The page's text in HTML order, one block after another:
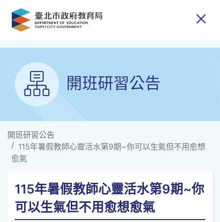
跳到主要內容
開班研習公告
開班研習公告
115年暑假教師心靈活水第9期~你可以生氣但不用愈想
愈氣
115年暑假教師心靈活水第9期~你
可以生氣但不用愈想愈氣